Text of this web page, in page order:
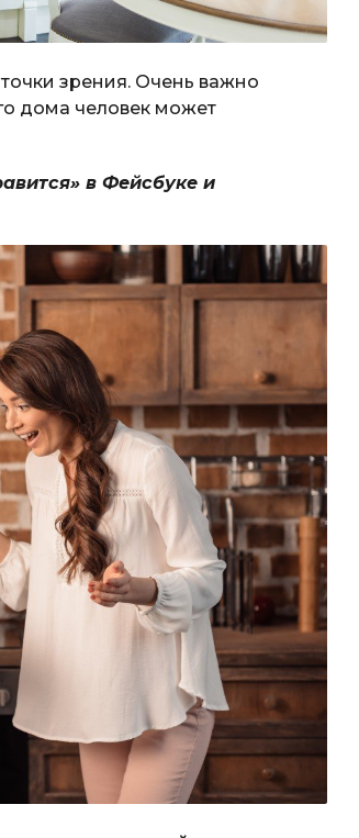
зрения. Очень важно
дома человек может
в Фейсбуке и